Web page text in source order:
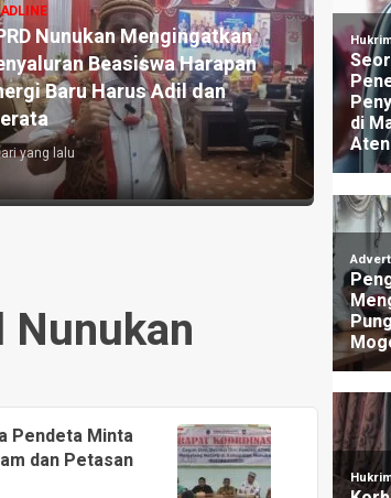
BBM ke Nunukan
Terhenti Akibat Cuaca
Bensin Sempat Dibanderol
40.000/Liter
yang lalu 23 jam
Nunukan
Pendeta Minta
dan Petasan